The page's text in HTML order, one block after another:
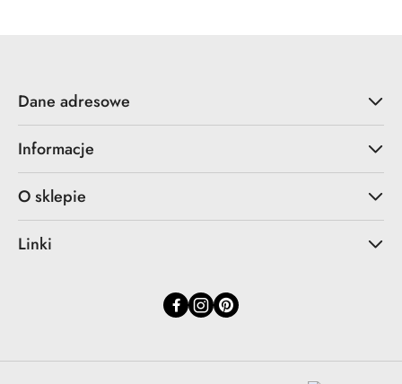
Dane adresowe
Informacje
O sklepie
Linki